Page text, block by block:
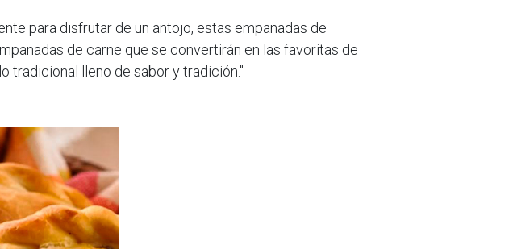
para disfrutar de un antojo, estas empanadas de
de carne que se convertirán en las favoritas de
tradicional lleno de sabor y tradición."